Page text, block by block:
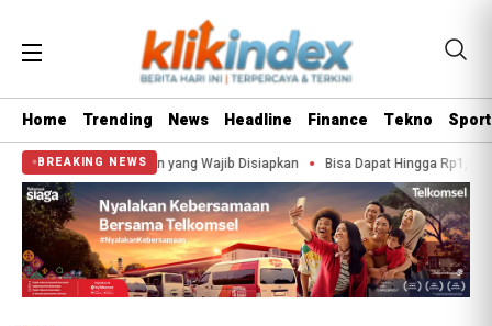
Home Trending News Headline Finance Tekno Sport
BREAKING NEWS
Wajib Disiapkan Bisa Dapat Hingga Rp1,8 Juta, Ini Tanda-Tanda Status